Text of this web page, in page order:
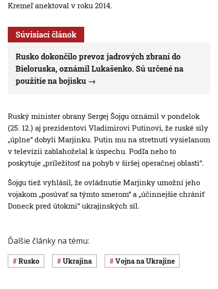
Kremeľ anektoval v roku 2014.
Súvisiaci článok
Rusko dokončilo prevoz jadrových zbraní do
Bieloruska, oznámil Lukašenko. Sú určené na
použitie na bojisku
Ruský minister obrany Sergej Šojgu oznámil v pondelok
(25. 12.) aj prezidentovi Vladimirovi Putinovi, že ruské sily
„úplne“ dobyli Marjinku. Putin mu na stretnutí vysielanom
v televízii zablahoželal k úspechu. Podľa neho to
poskytuje „príležitosť na pohyb v širšej operačnej oblasti“.
Šojgu tiež vyhlásil, že ovládnutie Marjinky umožní jeho
vojakom „posúvať sa týmto smerom“ a „účinnejšie chrániť
Doneck pred útokmi“ ukrajinských síl.
Ďalšie články na tému:
Rusko Ukrajina vojna na Ukrajine